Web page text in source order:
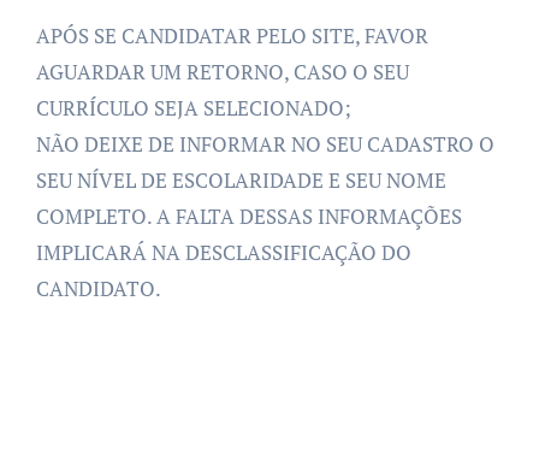
APÓS SE CANDIDATAR PELO SITE, FAVOR
AGUARDAR UM RETORNO, CASO O SEU
CURRÍCULO SEJA SELECIONADO;
NÃO DEIXE DE INFORMAR NO SEU CADASTRO O
SEU NÍVEL DE ESCOLARIDADE E SEU NOME
COMPLETO. A FALTA DESSAS INFORMAÇÕES
IMPLICARÁ NA DESCLASSIFICAÇÃO DO
CANDIDATO.